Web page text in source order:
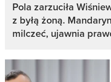
Pola zarzuciła
z byłą żoną.
milczeć, ujawnia